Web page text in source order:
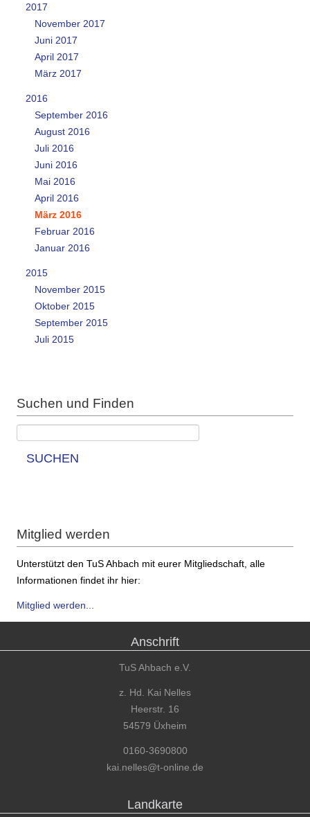
2017
November 2017
Juni 2017
April 2017
März 2017
2016
September 2016
August 2016
Juli 2016
Juni 2016
Mai 2016
April 2016
März 2016
Februar 2016
Januar 2016
2015
November 2015
Oktober 2015
September 2015
Juli 2015
Suchen und Finden
SUCHEN
Mitglied werden
Unterstützt den TuS Ahbach mit eurer Mitgliedschaft, alle
Informationen findet ihr hier:
Mitglied werden...
Anschrift
TuS Ahbach e.V.
z. Hd. Kai Nelles
Heerstr. 16
54579 Üxheim
0160-3690800
kai.nelles@t-online.de
Landkarte